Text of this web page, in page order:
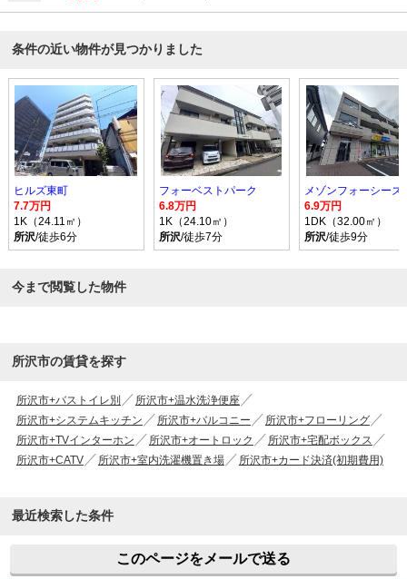
条件の近い物件が見つかりました
ヒルズ東町
7.7万円
1K（24.11㎡）
所沢/徒歩6分
フォーベストパーク
6.8万円
1K（24.10㎡）
所沢/徒歩7分
メゾンフォーシーズ
6.9万円
1DK（32.00㎡）
所沢/徒歩9分
今まで閲覧した物件
所沢市の賃貸を探す
所沢市+バストイレ別
所沢市+温水洗浄便座
所沢市+システムキッチン
所沢市+バルコニー
所沢市+フローリング
所沢市+TVインターホン
所沢市+オートロック
所沢市+宅配ボックス
所沢市+CATV
所沢市+室内洗濯機置き場 所沢市+カード決済(初期費用)
最近検索した条件
このページをメールで送る